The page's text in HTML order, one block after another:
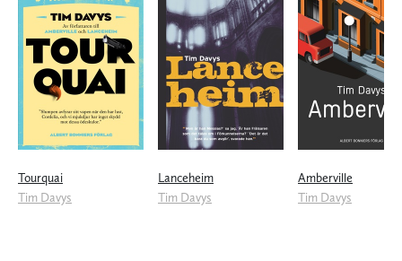
Tourquai
Tim Davys
Lanceheim
Tim Davys
Amberville
Tim Davys